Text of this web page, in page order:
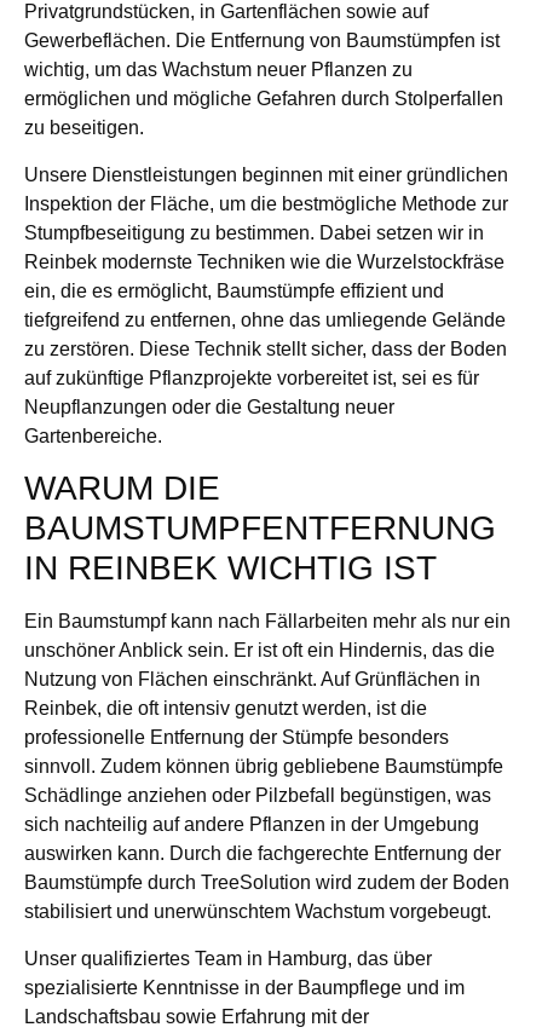
Privatgrundstücken, in Gartenflächen sowie auf
Gewerbeflächen. Die Entfernung von Baumstümpfen ist
wichtig, um das Wachstum neuer Pflanzen zu
ermöglichen und mögliche Gefahren durch Stolperfallen
zu beseitigen.
Unsere Dienstleistungen beginnen mit einer gründlichen
Inspektion der Fläche, um die bestmögliche Methode zur
Stumpfbeseitigung zu bestimmen. Dabei setzen wir in
Reinbek modernste Techniken wie die Wurzelstockfräse
ein, die es ermöglicht, Baumstümpfe effizient und
tiefgreifend zu entfernen, ohne das umliegende Gelände
zu zerstören. Diese Technik stellt sicher, dass der Boden
auf zukünftige Pflanzprojekte vorbereitet ist, sei es für
Neupflanzungen oder die Gestaltung neuer
Gartenbereiche.
WARUM DIE
BAUMSTUMPFENTFERNUNG
IN REINBEK WICHTIG IST
Ein Baumstumpf kann nach Fällarbeiten mehr als nur ein
unschöner Anblick sein. Er ist oft ein Hindernis, das die
Nutzung von Flächen einschränkt. Auf Grünflächen in
Reinbek, die oft intensiv genutzt werden, ist die
professionelle Entfernung der Stümpfe besonders
sinnvoll. Zudem können übrig gebliebene Baumstümpfe
Schädlinge anziehen oder Pilzbefall begünstigen, was
sich nachteilig auf andere Pflanzen in der Umgebung
auswirken kann. Durch die fachgerechte Entfernung der
Baumstümpfe durch TreeSolution wird zudem der Boden
stabilisiert und unerwünschtem Wachstum vorgebeugt.
Unser qualifiziertes Team in Hamburg, das über
spezialisierte Kenntnisse in der Baumpflege und im
Landschaftsbau sowie Erfahrung mit der